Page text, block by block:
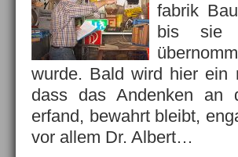
fabrik
bis sie
wurde. Bald wird hier ein
dass das Andenken an
erfand, bewahrt bleibt,
vor allem Dr. Albert…